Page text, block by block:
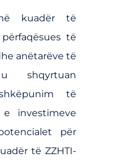
kuadër të
të
anëtarëve të
shqyrtuan
të
investimeve
për
të ZZHTI-